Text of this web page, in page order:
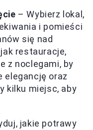
– Wybierz lokal,
i pomieści
się nad
restauracje,
z noclegami, by
elegancję oraz
kilku miejsc, aby
jakie potrawy